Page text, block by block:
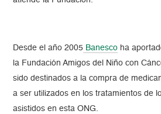
Desde el año 2005 Banesco ha
la Fundación Amigos del Niño con
sido destinados a la compra de
a ser utilizados en los tratamientos de
asistidos en esta ONG.